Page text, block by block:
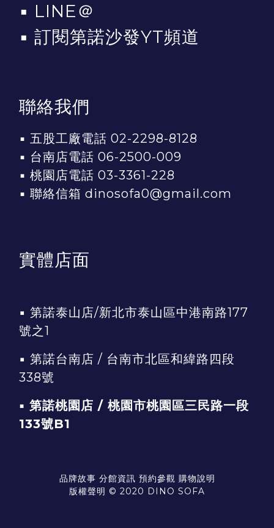
▪ LINE＠
▪ 訂閱第諾沙發YT頻道
聯絡我們
▪ 五股工廠電話 02-2298-8128
▪ 台南店電話 06-2500-009
▪ 桃園店電話 03-3361-228
▪ 聯絡信箱 dinosofa0@gmail.com
實體店面
▪ 第諾泰山店/新北市泰山區中港南路177
號之1
▪ 第諾台南店 / 台南市北區和緯路四段
338號
▪ 第諾桃園店 / 桃園市桃園區三民路一段
133號B1
品牌故事 分館資訊 預約參觀 購物說明
版權聲明 © 2020 DINO SOFA